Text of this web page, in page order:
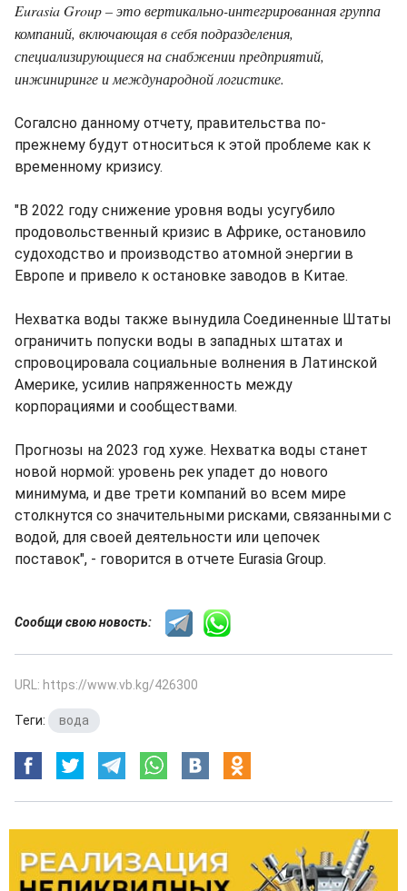
Eurasia Group – это вертикально-интегрированная группа
компаний, включающая в себя подразделения,
специализирующиеся на снабжении предприятий,
инжиниринге и международной логистике.
Согалсно данному отчету, правительства по-
прежнему будут относиться к этой проблеме как к
временному кризису.
"В 2022 году снижение уровня воды усугубило
продовольственный кризис в Африке, остановило
судоходство и производство атомной энергии в
Европе и привело к остановке заводов в Китае.
Нехватка воды также вынудила Соединенные Штаты
ограничить попуски воды в западных штатах и
спровоцировала социальные волнения в Латинской
Америке, усилив напряженность между
корпорациями и сообществами.
Прогнозы на 2023 год хуже. Нехватка воды станет
новой нормой: уровень рек упадет до нового
минимума, и две трети компаний во всем мире
столкнутся со значительными рисками, связанными с
водой, для своей деятельности или цепочек
поставок", - говорится в отчете Eurasia Group.
Сообщи свою новость:
URL: https://www.vb.kg/426300
Теги: вода